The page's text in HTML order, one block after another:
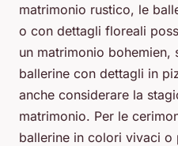
matrimonio rustico, le
o con dettagli floreali
un matrimonio
ballerine con dettagli in
anche considerare la
matrimonio. Per le
ballerine in colori vivaci o